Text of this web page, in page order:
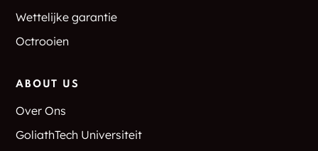
Wettelijke garantie
Octrooien
ABOUT US
Over Ons
GoliathTech Universiteit